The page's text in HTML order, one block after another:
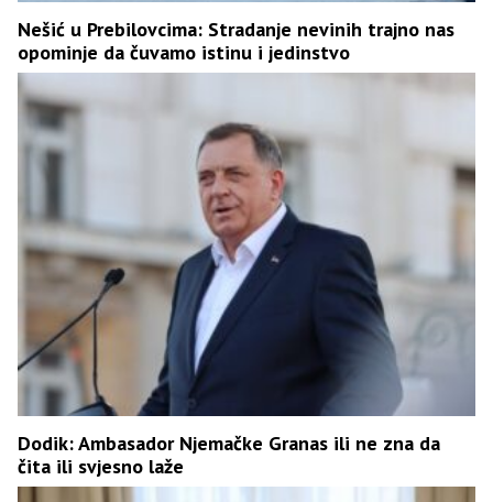
Nešić u Prebilovcima: Stradanje nevinih trajno nas
opominje da čuvamo istinu i jedinstvo
Dodik: Ambasador Njemačke Granas ili ne zna da
čita ili svjesno laže